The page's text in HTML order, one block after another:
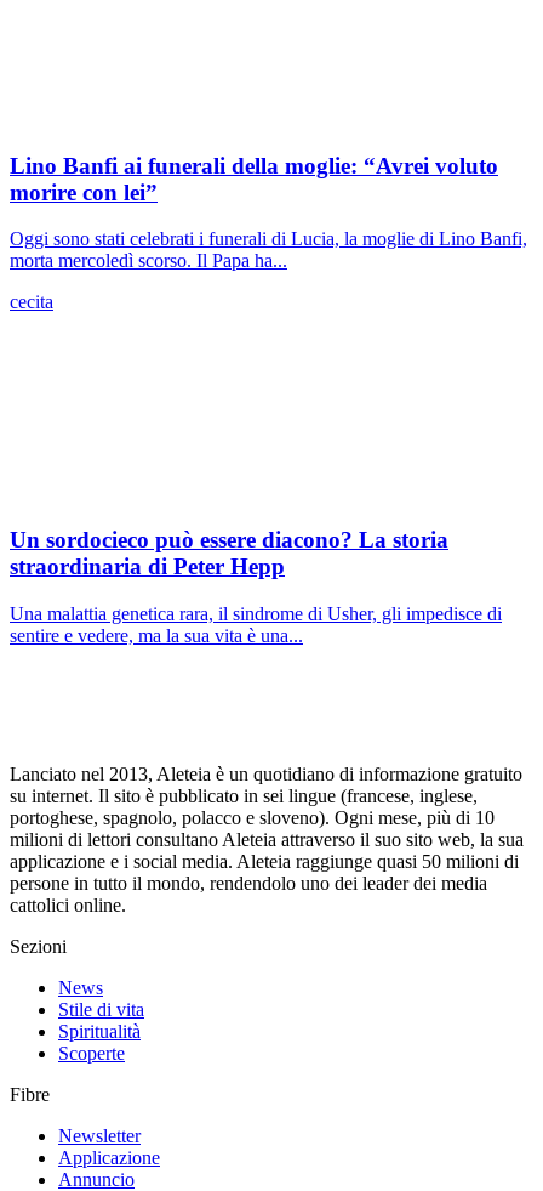
Lino Banfi ai funerali della moglie: “Avrei voluto
morire con lei”
Oggi sono stati celebrati i funerali di Lucia, la moglie di Lino Banfi,
morta mercoledì scorso. Il Papa ha...
cecita
Un sordocieco può essere diacono? La storia
straordinaria di Peter Hepp
Una malattia genetica rara, il sindrome di Usher, gli impedisce di
sentire e vedere, ma la sua vita è una...
Lanciato nel 2013, Aleteia è un quotidiano di informazione gratuito
su internet. Il sito è pubblicato in sei lingue (francese, inglese,
portoghese, spagnolo, polacco e sloveno). Ogni mese, più di 10
milioni di lettori consultano Aleteia attraverso il suo sito web, la sua
applicazione e i social media. Aleteia raggiunge quasi 50 milioni di
persone in tutto il mondo, rendendolo uno dei leader dei media
cattolici online.
Sezioni
News
Stile di vita
Spiritualità
Scoperte
Fibre
Newsletter
Applicazione
Annuncio